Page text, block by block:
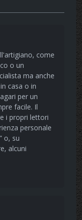
come
o un
ma anche
casa o in
per un
facile. Il
i propri lettori
personale
o, su
alcuni